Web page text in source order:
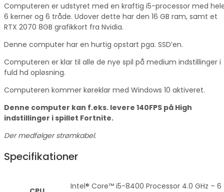
Computeren er udstyret med en kraftig i5-processor med
6 kerner og 6 tråde. Udover dette har den 16 GB ram, samt et
RTX 2070 8GB grafikkort fra Nvidia.
Denne computer har en hurtig opstart pga. SSD’en.
Computeren er klar til alle de nye spil på medium indstillinger i
fuld hd opløsning.
Computeren kommer køreklar med Windows 10 aktiveret.
Denne computer kan f.eks. levere 140FPS på High
indstillinger i spillet Fortnite.
Der medfølger strømkabel.
Specifikationer
Intel® Core™ i5-8400 Processor 4.0 GHz – 6